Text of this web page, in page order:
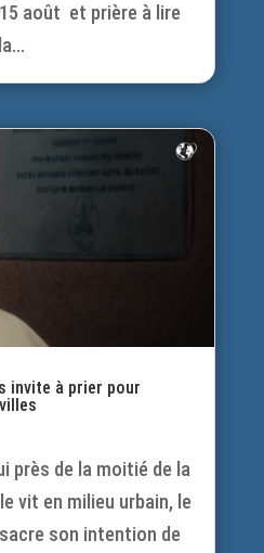
août et prière à lire
invite à prier pour
près de la moitié de la
vit en milieu urbain, le
son intention de